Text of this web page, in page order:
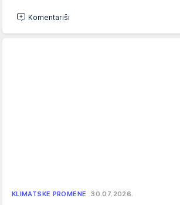
Komentariši
KLIMATSKE PROMENE 30.07.2026.